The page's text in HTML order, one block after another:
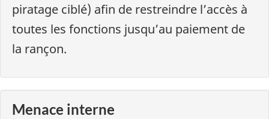
piratage ciblé) afin de restreindre l’accès à
toutes les fonctions jusqu’au paiement de
la rançon.
Menace interne